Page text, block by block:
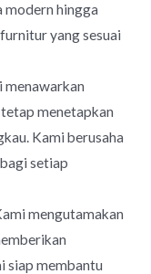
modern hingga
yang sesuai
menawarkan
menetapkan
Kami berusaha
setiap
mengutamakan
siap membantu